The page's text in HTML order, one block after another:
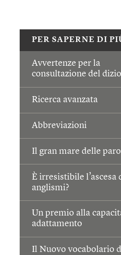
PER SAPERNE DI
Avvertenze per la
consultazione del
Ricerca avanzata
Abbreviazioni
Il gran mare delle
È irresistibile l’ascesa
anglismi?
Un premio alla
adattamento
Il Nuovo vocabolario